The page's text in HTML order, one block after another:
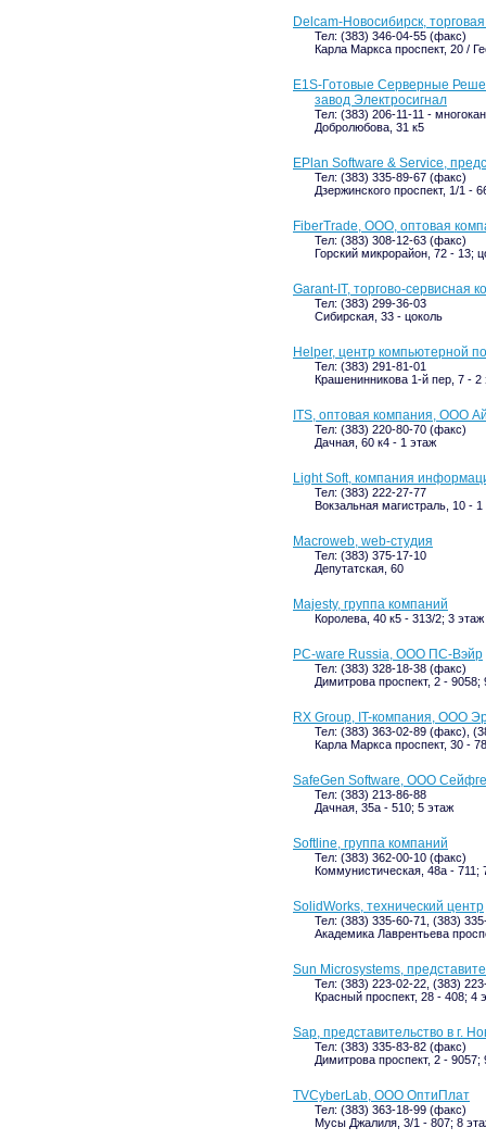
Delcam-Новосибирск,
Тел: (383) 346-04-55 (факс)
Карла Маркса проспект, 20 /
E1S-Готовые Серверные
завод Электросигнал
Тел: (383) 206-11-11 -
Добролюбова, 31 к5
EPlan Software & Service,
Тел: (383) 335-89-67 (факс)
Дзержинского проспект, 1/1 -
FiberTrade, ООО, оптовая
Тел: (383) 308-12-63 (факс)
Горский микрорайон, 72 - 13;
Garant-IT, торгово-сервисная
Тел: (383) 299-36-03
Сибирская, 33 - цоколь
Helper, центр компьютерной
Тел: (383) 291-81-01
Крашенинникова 1-й пер, 7 - 2
ITS, оптовая компания, ООО
Тел: (383) 220-80-70 (факс)
Дачная, 60 к4 - 1 этаж
Light Soft, компания
Тел: (383) 222-27-77
Вокзальная магистраль, 10 -
Macroweb, web-студия
Тел: (383) 375-17-10
Депутатская, 60
Majesty, группа компаний
Королева, 40 к5 - 313/2; 3 этаж
PC-ware Russia, ООО ПС-Вэйр
Тел: (383) 328-18-38 (факс)
Димитрова проспект, 2 - 9058;
RX Group, IT-компания, ООО
Тел: (383) 363-02-89 (факс),
Карла Маркса проспект, 30 -
SafeGen Software, ООО
Тел: (383) 213-86-88
Дачная, 35а - 510; 5 этаж
Softline, группа компаний
Тел: (383) 362-00-10 (факс)
Коммунистическая, 48а - 711;
SolidWorks, технический центр
Тел: (383) 335-60-71, (383)
Академика Лаврентьева
Sun Microsystems,
Тел: (383) 223-02-22, (383)
Красный проспект, 28 - 408; 4
Sар, представительство в г.
Тел: (383) 335-83-82 (факс)
Димитрова проспект, 2 - 9057;
TVCyberLab, ООО ОптиПлат
Тел: (383) 363-18-99 (факс)
Мусы Джалиля, 3/1 - 807; 8